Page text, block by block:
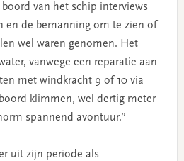
van het schip interviews
en de bemanning om te zien of
wel waren genomen. Het
vanwege een reparatie aan
met windkracht 9 of 10 via
klimmen, wel dertig meter
spannend avontuur.”
uit zijn periode als